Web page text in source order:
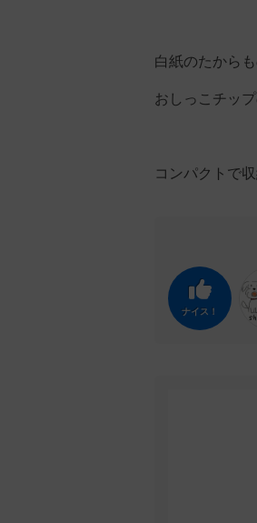
白紙のたから
おしっこチッ
コンパクトで
ナイス！